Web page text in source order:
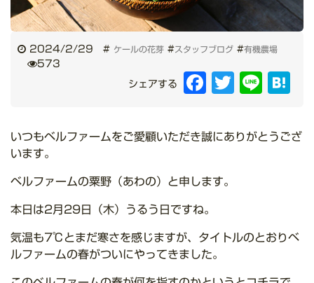
2024/2/29 # ケールの花芽 #スタッフブログ #有機農場
573
シェアする Facebook
Twitter Line
いつもベルファームをご愛顧いただき誠にありがとうござ
います。
ベルファームの粟野（あわの）と申します。
本日は2月29日（木）うるう日ですね。
気温も7℃とまだ寒さを感じますが、タイトルのとおりベ
ルファームの春がついにやってきました。